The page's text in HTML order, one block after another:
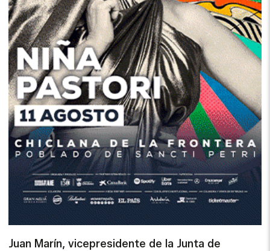
Juan Marín, vicepresidente de la Junta de